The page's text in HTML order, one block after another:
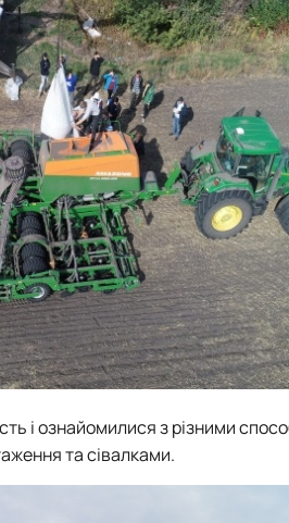
і ознайомилися з різними
та сівалками.